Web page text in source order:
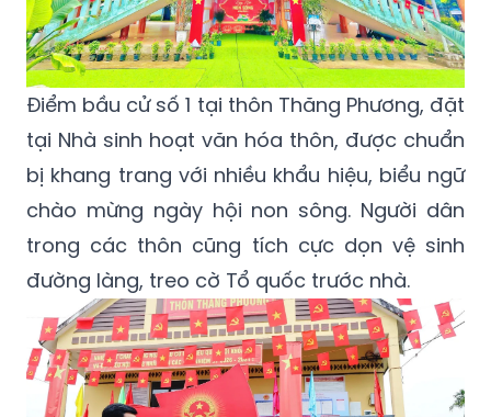
Điểm bầu cử số 1 tại thôn Thăng Phương, đặt
tại Nhà sinh hoạt văn hóa thôn, được chuẩn
bị khang trang với nhiều khẩu hiệu, biểu ngữ
chào mừng ngày hội non sông. Người dân
trong các thôn cũng tích cực dọn vệ sinh
đường làng, treo cờ Tổ quốc trước nhà.